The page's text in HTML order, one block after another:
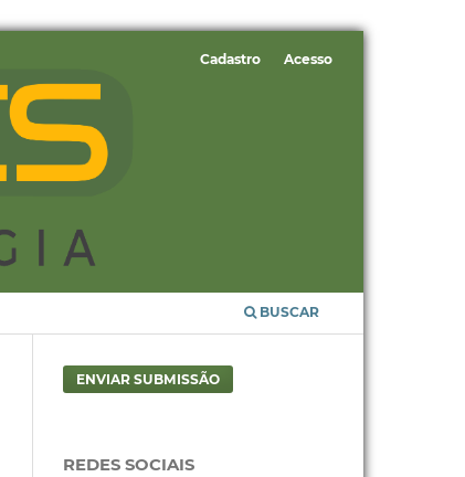
BUSCAR
Cadastro Acesso
ENVIAR SUBMISSÃO
REDES SOCIAIS